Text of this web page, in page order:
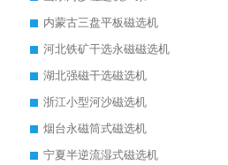
内蒙古三盘平板磁选机
河北铁矿干选永磁磁选机
湖北强磁干选磁选机
浙江小型河沙磁选机
烟台永磁筒式磁选机
宁夏半逆流湿式磁选机